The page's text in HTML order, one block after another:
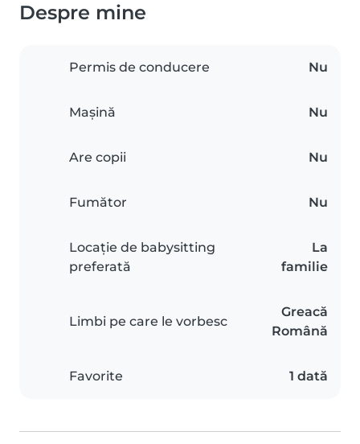
Despre mine
Permis de conducere Nu
Mașină Nu
Are copii Nu
Fumător Nu
Locație de babysitting
preferată
La
familie
Limbi pe care le vorbesc
Greacă
Română
Favorite 1 dată